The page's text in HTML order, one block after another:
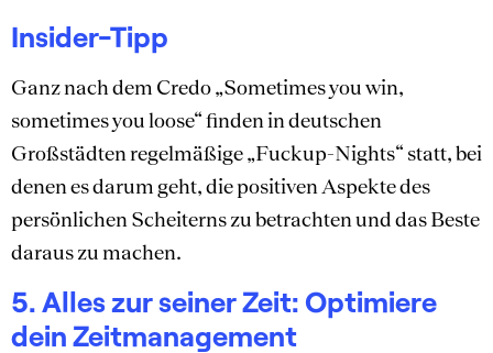
Insider-Tipp
Ganz nach dem Credo „Sometimes you win,
sometimes you loose“ finden in deutschen
Großstädten regelmäßige „Fuckup-Nights“ statt, bei
denen es darum geht, die positiven Aspekte des
persönlichen Scheiterns zu betrachten und das Beste
daraus zu machen.
5. Alles zur seiner Zeit: Optimiere
dein Zeitmanagement